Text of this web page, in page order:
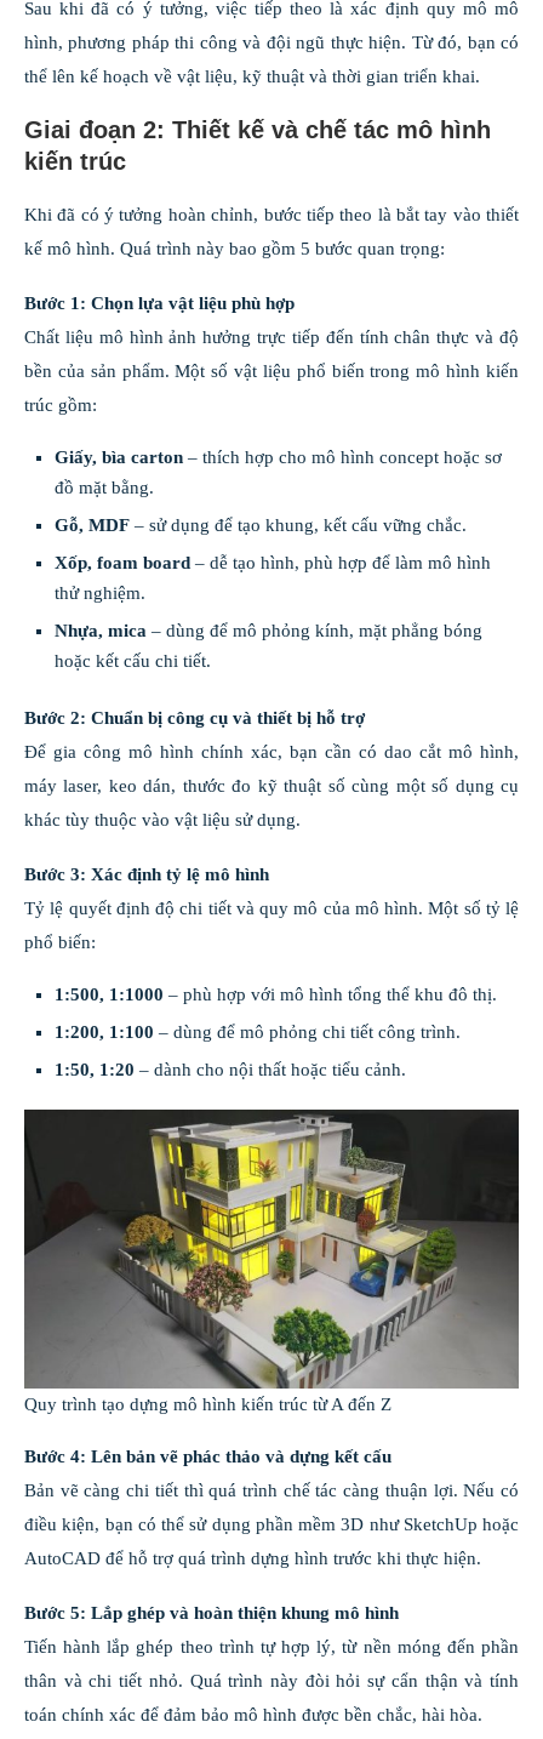
Sau khi đã có ý tưởng, việc tiếp theo là xác định quy mô mô
hình, phương pháp thi công và đội ngũ thực hiện. Từ đó, bạn có
thể lên kế hoạch về vật liệu, kỹ thuật và thời gian triển khai.
Giai đoạn 2: Thiết kế và chế tác mô hình
kiến trúc
Khi đã có ý tưởng hoàn chỉnh, bước tiếp theo là bắt tay vào thiết
kế mô hình. Quá trình này bao gồm 5 bước quan trọng:
Bước 1: Chọn lựa vật liệu phù hợp
Chất liệu mô hình ảnh hưởng trực tiếp đến tính chân thực và độ
bền của sản phẩm. Một số vật liệu phổ biến trong mô hình kiến
trúc gồm:
Giấy, bìa carton – thích hợp cho mô hình concept hoặc sơ
đồ mặt bằng.
Gỗ, MDF – sử dụng để tạo khung, kết cấu vững chắc.
Xốp, foam board – dễ tạo hình, phù hợp để làm mô hình
thử nghiệm.
Nhựa, mica – dùng để mô phỏng kính, mặt phẳng bóng
hoặc kết cấu chi tiết.
Bước 2: Chuẩn bị công cụ và thiết bị hỗ trợ
Để gia công mô hình chính xác, bạn cần có dao cắt mô hình,
máy laser, keo dán, thước đo kỹ thuật số cùng một số dụng cụ
khác tùy thuộc vào vật liệu sử dụng.
Bước 3: Xác định tỷ lệ mô hình
Tỷ lệ quyết định độ chi tiết và quy mô của mô hình. Một số tỷ lệ
phổ biến:
1:500, 1:1000 – phù hợp với mô hình tổng thể khu đô thị.
1:200, 1:100 – dùng để mô phỏng chi tiết công trình.
1:50, 1:20 – dành cho nội thất hoặc tiểu cảnh.
Quy trình tạo dựng mô hình kiến trúc từ A đến Z
Bước 4: Lên bản vẽ phác thảo và dựng kết cấu
Bản vẽ càng chi tiết thì quá trình chế tác càng thuận lợi. Nếu có
điều kiện, bạn có thể sử dụng phần mềm 3D như SketchUp hoặc
AutoCAD để hỗ trợ quá trình dựng hình trước khi thực hiện.
Bước 5: Lắp ghép và hoàn thiện khung mô hình
Tiến hành lắp ghép theo trình tự hợp lý, từ nền móng đến phần
thân và chi tiết nhỏ. Quá trình này đòi hỏi sự cẩn thận và tính
toán chính xác để đảm bảo mô hình được bền chắc, hài hòa.